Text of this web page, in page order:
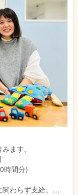
ます。
ており、スタッフ
ます。
代: 40,600円 〜 (20時間分)
わらず支給。